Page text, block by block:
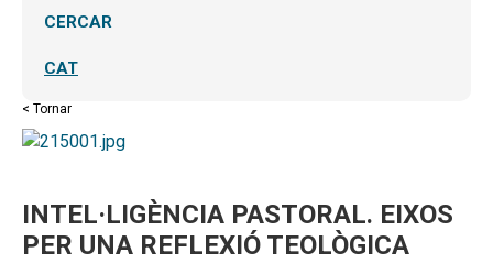
CERCAR
CAT
< Tornar
INTEL·LIGÈNCIA PASTORAL. EIXOS
PER UNA REFLEXIÓ TEOLÒGICA